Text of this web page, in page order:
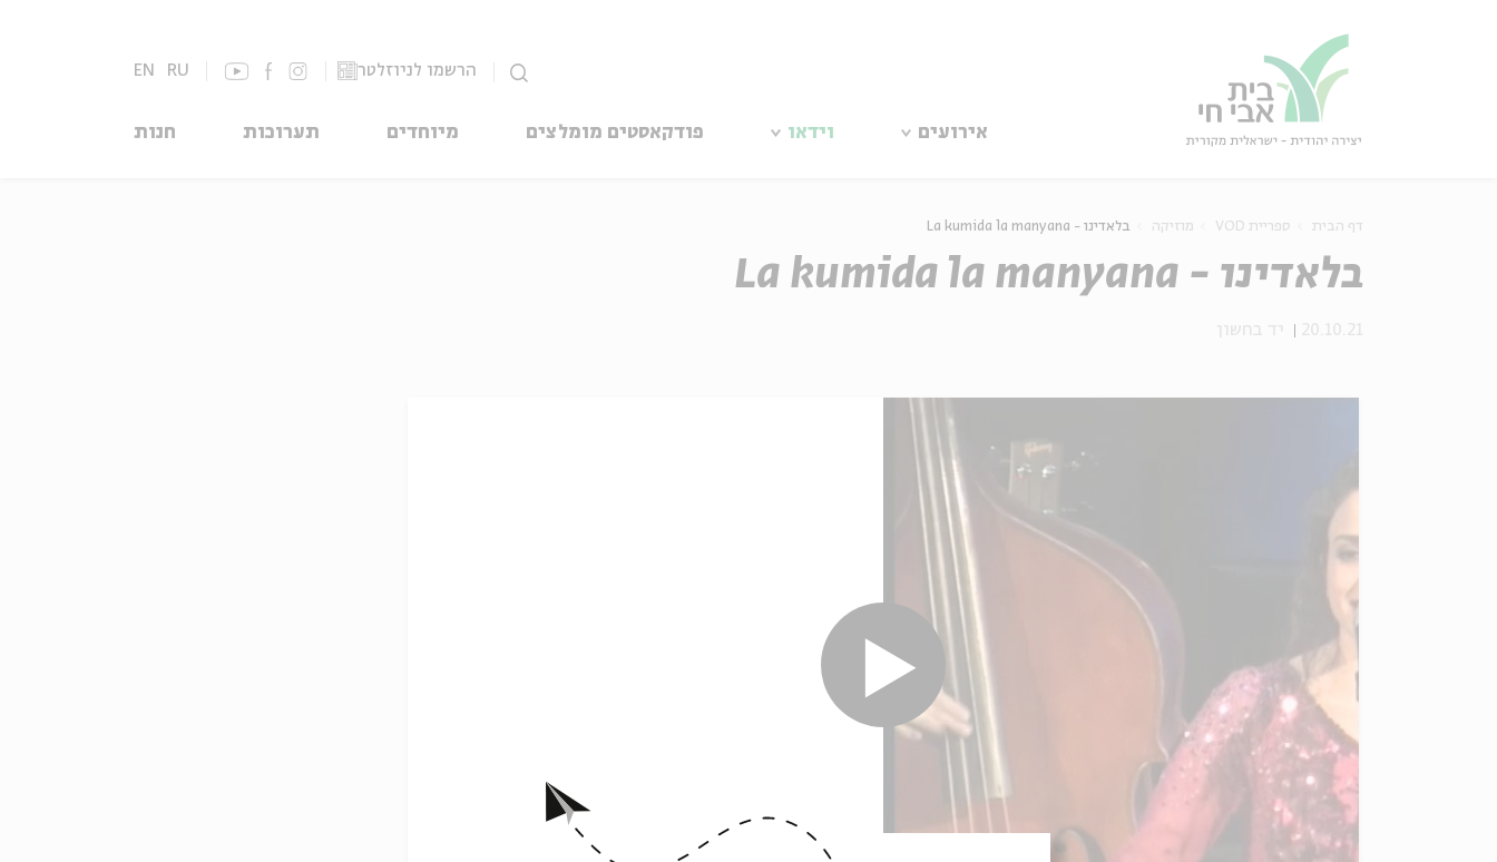
הרשמו לניוזלטר EN RU
אירועים וידאו פודקאסטים מומלצים מיוחדים תערוכות חנות
דף הבית ספריית VOD מוזיקה בלאדינו - La kumida la manyana
בלאדינו - La kumida la manyana